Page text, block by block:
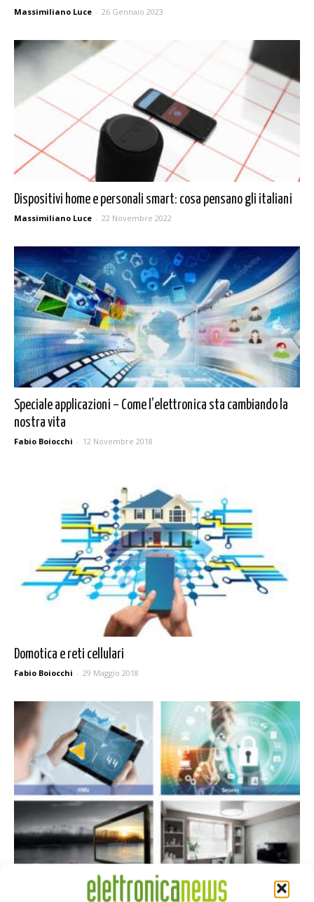
Massimiliano Luce - 26 Gennaio 2023
Dispositivi home e personali smart: cosa pensano gli italiani
Massimiliano Luce - 22 Novembre 2022
Speciale applicazioni – Come l’elettronica sta cambiando la
nostra vita
Fabio Boiocchi - 12 Novembre 2018
Domotica e reti cellulari
Fabio Boiocchi - 29 Maggio 2018